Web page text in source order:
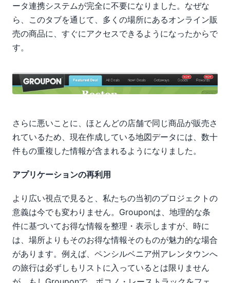
ータ連携システムが完全に不要になりました。なぜな
ら、このタブを通じて、多くの場所にあるオンライン販
売の商品に、すぐにアクセスできるようになったからで
す。
さらに悪いことに、ほとんどの店舗で同じ商品が販売さ
れているため、現在作成している地図データには、数十
件もの重複した情報が含まれるようになりました。
アプリケーションの再利用
より広い視点で見ると、私たちの当初のプロジェクトの
意義は今でも変わりません。Grouponは、地理的な条
件に基づいてお得な情報を整理・表示しますが、時に
は、場所よりもそのお得な情報そのものが魅力的な場合
があります。例えば、ペンシルベニア州アレンタウンへ
の旅行は必ずしもリストに入っているとは限りません